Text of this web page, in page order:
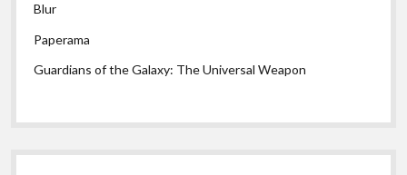
Blur
Paperama
Guardians of the Galaxy: The Universal Weapon